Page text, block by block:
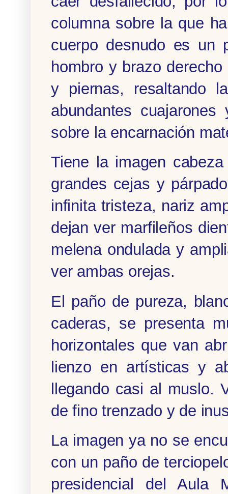
columna sobre la que
cuerpo desnudo es un
hombro y brazo
y piernas, resaltando
abundantes cuajarones
sobre la encarnación
Tiene la imagen
grandes cejas y
infinita tristeza, nariz
dejan ver marfileños
melena ondulada y
ver ambas orejas.
El paño de pureza,
caderas, se presenta
horizontales que van
lienzo en artísticas y
llegando casi al muslo.
de fino trenzado y de
La imagen ya no se
con un paño de
presidencial del Aula